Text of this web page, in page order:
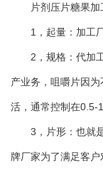
片剂压片糖果加
1，起量：加工厂
2，规格：代加工
产业务，咀嚼片因
活，通常控制在0.5-1
3，片形：也就是
牌厂家为了满足客